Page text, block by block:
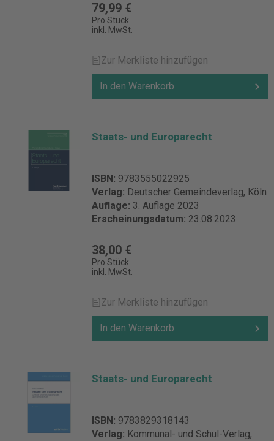
79,99 €
Pro Stück
inkl. MwSt.
Zur Merkliste hinzufügen
In den Warenkorb
Staats- und Europarecht
ISBN: 9783555022925
Verlag: Deutscher Gemeindeverlag, Köln
Auflage: 3. Auflage 2023
Erscheinungsdatum: 23.08.2023
38,00 €
Pro Stück
inkl. MwSt.
Zur Merkliste hinzufügen
In den Warenkorb
Staats- und Europarecht
ISBN: 9783829318143
Verlag: Kommunal- und Schul-Verlag,